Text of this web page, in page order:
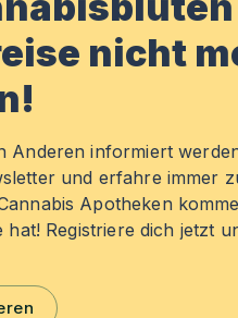
nicht
Anderen informiert
und erfahre immer
Apotheken
hat! Registriere dich jetzt